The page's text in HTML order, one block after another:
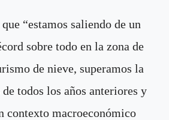
“estamos saliendo de un
sobre todo en la zona de
de nieve, superamos la
todos los años anteriores y
contexto macroeconómico